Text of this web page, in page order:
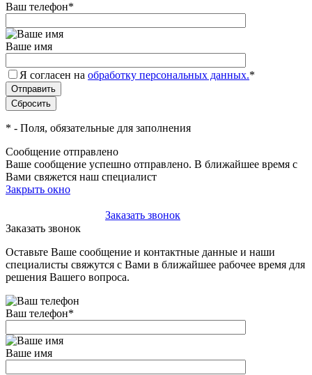
Ваш телефон*
Ваше имя
Я согласен на обработку персональных данных.*
* - Поля, обязательные для заполнения
Сообщение отправлено
Ваше сообщение успешно отправлено. В ближайшее время с
Вами свяжется наш специалист
Закрыть окно
Заказать звонок
Заказать звонок
Оставьте Ваше сообщение и контактные данные и наши
специалисты свяжутся с Вами в ближайшее рабочее время для
решения Вашего вопроса.
Ваш телефон*
Ваше имя